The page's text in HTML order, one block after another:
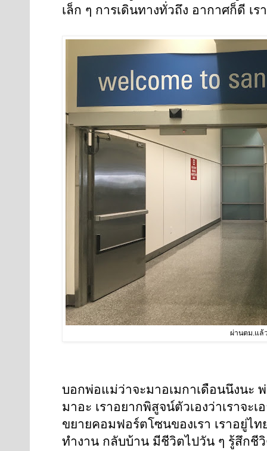
เล็ก ๆ การเดินทางทั่วถึง อากาศก็ดี เร
ผ่านตม.แล้
บอกพ่อแม่ว่าจะมาอเมกาเดือนนึงนะ
มาอะ เราอยากพิสูจน์ตัวเองว่าเราจะ
ขยายคอมฟอร์ตโซนของเรา เราอยู่ไท
ทำงาน กลับบ้าน มีชีวิตไปวัน ๆ รู้สึกชี